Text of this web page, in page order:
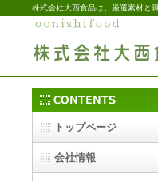
株式会社大西食品は、厳選素材と
トップページ
会社情報